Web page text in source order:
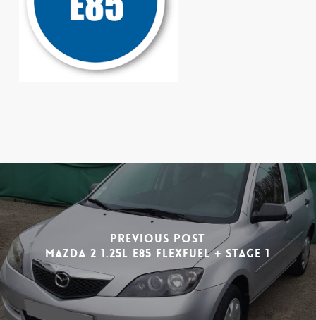
Previous Post
MAZDA 2 1.25l E85 FLEXFUEL + STAGE 1